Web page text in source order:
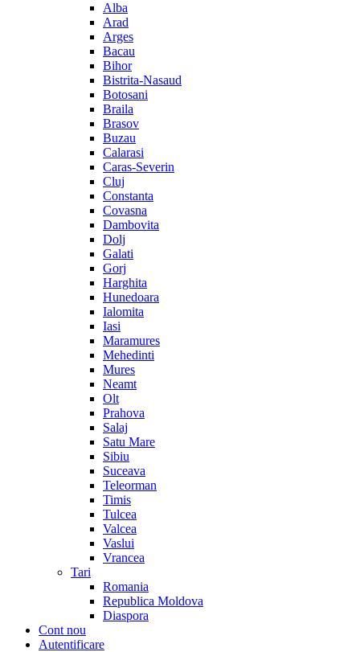
Alba
Arad
Arges
Bacau
Bihor
Bistrita-Nasaud
Botosani
Braila
Brasov
Buzau
Calarasi
Caras-Severin
Cluj
Constanta
Covasna
Dambovita
Dolj
Galati
Gorj
Harghita
Hunedoara
Ialomita
Iasi
Maramures
Mehedinti
Mures
Neamt
Olt
Prahova
Salaj
Satu Mare
Sibiu
Suceava
Teleorman
Timis
Tulcea
Valcea
Vaslui
Vrancea
Tari
Romania
Republica Moldova
Diaspora
Cont nou
Autentificare